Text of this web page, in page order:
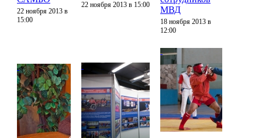
22 ноября 2013 в
15:00
22 ноября 2013 в 15:00
МВД
18 ноября 2013 в
12:00